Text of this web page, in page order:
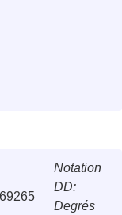
Notation
DD:
Degrés